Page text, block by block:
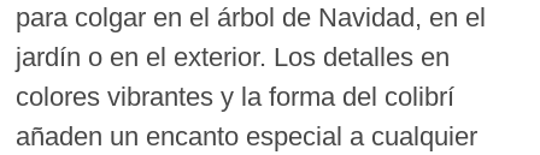
para colgar en el árbol de Navidad, en el
jardín o en el exterior. Los detalles en
colores vibrantes y la forma del colibrí
añaden un encanto especial a cualquier